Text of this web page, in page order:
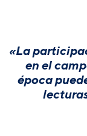
«La
en el
época